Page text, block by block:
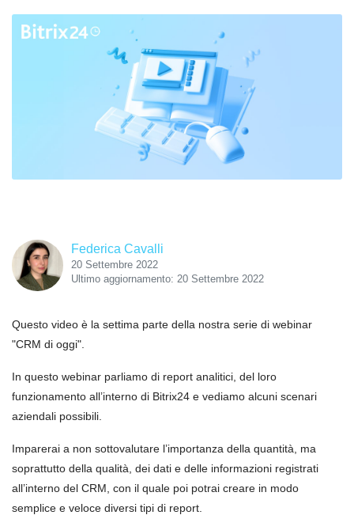
Federica Cavalli
20 Settembre 2022
Ultimo aggiornamento: 20 Settembre 2022
Questo video è la settima parte della nostra serie di webinar
"CRM di oggi".
In questo webinar parliamo di report analitici, del loro
funzionamento all’interno di Bitrix24 e vediamo alcuni scenari
aziendali possibili.
Imparerai a non sottovalutare l’importanza della quantità, ma
soprattutto della qualità, dei dati e delle informazioni registrati
all’interno del CRM, con il quale poi potrai creare in modo
semplice e veloce diversi tipi di report.